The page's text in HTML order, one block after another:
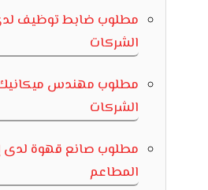
مطلوب ضابط توظيف
الشركات
مطلوب مهندس
الشركات
مطلوب صانع قهوة
المطاعم